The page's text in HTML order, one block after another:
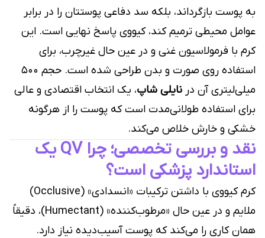
به پوست بازگرداند، بلکه سد دفاعی پوستتان را در برابر
عوامل محیطی ترمیم کند، کیو‌وی پاسخ نهایی است. این
کرم با فرمولاسیون غنی و در عین حال غیرچرب، برای
استفاده روی صورت و بدن طراحی شده است. حجم ۵۰۰
میلی‌لیتری آن در نایلی شاپ، یک انتخاب اقتصادی و عالی
برای استفاده طولانی‌مدت است که پوست را از هرگونه
خشکی و خارش خلاص می‌کند.
نقد و بررسی تخصصی؛ چرا QV یک
استاندارد پزشکی است؟
کرم کیو‌وی با داشتن ترکیبات «انسدادی» (Occlusive)
ملایم و در عین حال «مرطوب‌کننده» (Humectant)، دقیقاً
همان کاری را می‌کند که پوست آسیب‌دیده نیاز دارد.